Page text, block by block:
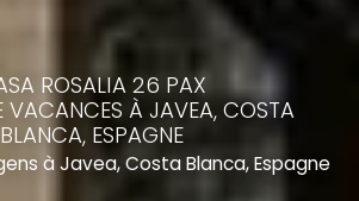
ROSALIA 26 PAX
VACANCES À JAVEA, COSTA
BLANCA, ESPAGNE
à Javea, Costa Blanca, Espagne